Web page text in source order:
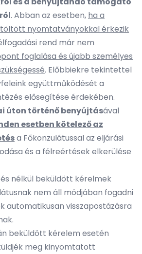
. Abban az esetben, ha a
nyomtatványokkal érkezik
rend már nem
foglalása és újabb személyes
. Előbbiekre tekintettel
együttműködését a
elősegítése érdekében.
úton történő benyújtásával
esetben kötelező az
a Főkonzulátussal az eljárási
és a félreértések elkerülése
nélkül beküldött kérelmek
nem áll módjában fogadni
automatikusan visszapostázásra
beküldött kérelem esetén
meg kinyomtatott